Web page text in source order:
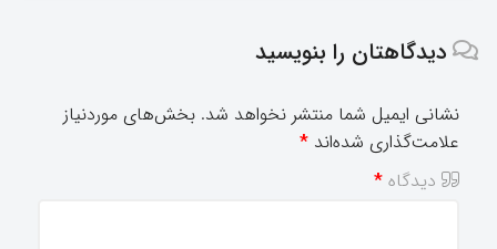
دیدگاهتان را بنویسید
نشانی ایمیل شما منتشر نخواهد شد. بخش‌های موردنیاز
علامت‌گذاری شده‌اند *
دیدگاه *